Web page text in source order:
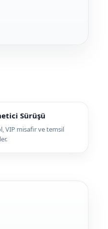
Sürüşü
VIP misafir ve temsil